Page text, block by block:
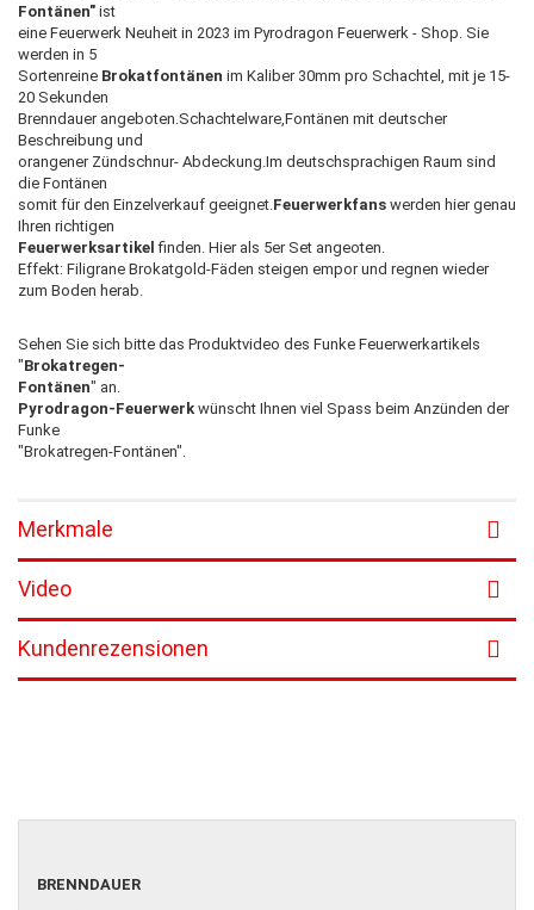
Fontänen" ist
eine Feuerwerk Neuheit in 2023 im Pyrodragon Feuerwerk - Shop. Sie
werden in 5
Sortenreine Brokatfontänen im Kaliber 30mm pro Schachtel, mit je 15-
20 Sekunden
Brenndauer angeboten.Schachtelware,Fontänen mit deutscher
Beschreibung und
orangener Zündschnur- Abdeckung.Im deutschsprachigen Raum sind
die Fontänen
somit für den Einzelverkauf geeignet. Feuerwerkfans werden hier genau
Ihren richtigen
Feuerwerksartikelfinden. Hier als 5er Set angeoten.
Effekt: Filigrane Brokatgold-Fäden steigen empor und regnen wieder
zum Boden herab.
Sehen Sie sich bitte das Produktvideo des Funke Feuerwerkartikels
"Brokatregen-
Fontänen" an.
Pyrodragon-Feuerwerk wünscht Ihnen viel Spass beim Anzünden der
Funke
"Brokatregen-Fontänen".
Merkmale
Video
Kundenrezensionen
BRENNDAUER
BRENNDAUER